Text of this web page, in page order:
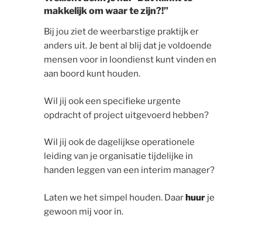
makkelijk om waar te zijn?!”
Bij jou ziet de weerbarstige praktijk er
anders uit. Je bent al blij dat je voldoende
mensen voor in loondienst kunt vinden en
aan boord kunt houden.
Wil jij ook een specifieke urgente
opdracht of project uitgevoerd hebben?
Wil jij ook de dagelijkse operationele
leiding van je organisatie tijdelijke in
handen leggen van een interim manager?
Laten we het simpel houden. Daarhuur je
gewoon mij voor in.